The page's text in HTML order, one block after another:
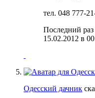
тел. 048 777-
Последний раз
15.02.2012 в
Одесский дачник